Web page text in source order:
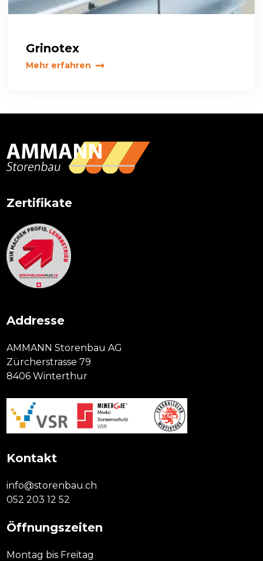
Grinotex
Mehr erfahren
Zertifikate
Addresse
AMMANN Storenbau AG
Zürcherstrasse 79
8406 Winterthur
Kontakt
info@storenbau.ch
052 203 12 52
Öffnungszeiten
Montag bis Freitag